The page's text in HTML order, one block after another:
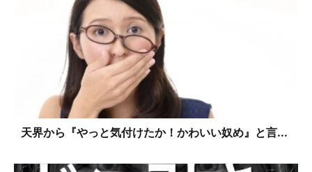
天界から『やっと気付けたか！かわいい奴め』と言...